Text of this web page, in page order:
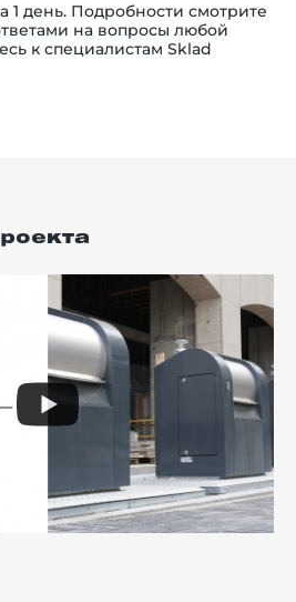
1 день. Подробности смотрите
на вопросы любой
к специалистам Sklad